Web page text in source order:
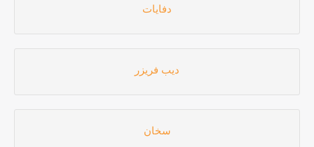
دفايات
ديب فريزر
سخان